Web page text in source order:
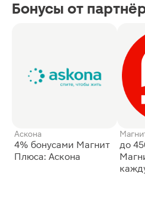
Бонусы от
Аскона
4% бонусами Магнит
Плюса: Аскона
до